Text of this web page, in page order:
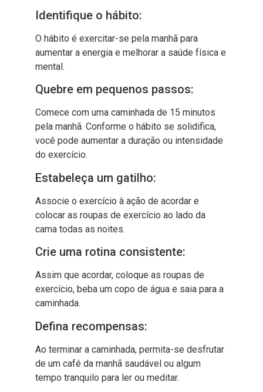
Identifique o hábito:
O hábito é exercitar-se pela manhã para
aumentar a energia e melhorar a saúde física e
mental.
Quebre em pequenos passos:
Comece com uma caminhada de 15 minutos
pela manhã. Conforme o hábito se solidifica,
você pode aumentar a duração ou intensidade
do exercício.
Estabeleça um gatilho:
Associe o exercício à ação de acordar e
colocar as roupas de exercício ao lado da
cama todas as noites.
Crie uma rotina consistente:
Assim que acordar, coloque as roupas de
exercício, beba um copo de água e saia para a
caminhada.
Defina recompensas:
Ao terminar a caminhada, permita-se desfrutar
de um café da manhã saudável ou algum
tempo tranquilo para ler ou meditar.